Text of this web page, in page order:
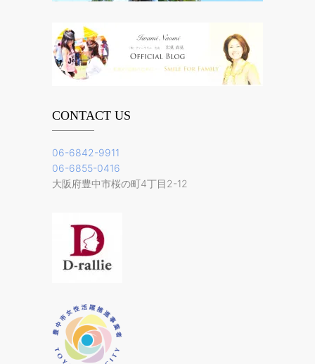
CONTACT US
06-6842-9911
06-6855-0416
大阪府豊中市桜の町4丁目2-12